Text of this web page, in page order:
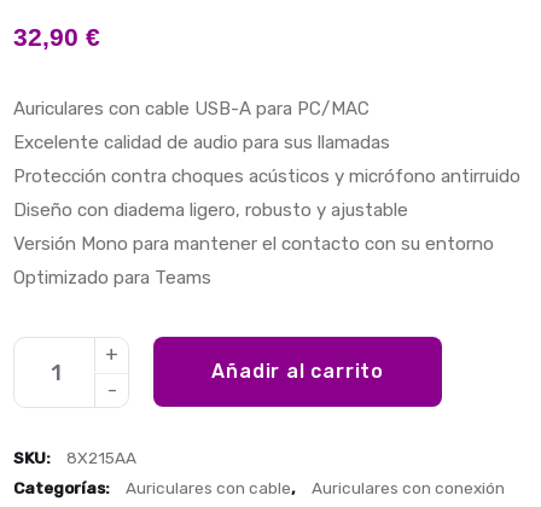
32,90€
Auriculares con cable USB-A para PC/MAC
Excelente calidad de audio para sus llamadas
Protección contra choques acústicos y micrófono antirruido
Diseño con diadema ligero, robusto y ajustable
Versión Mono para mantener el contacto con su entorno
Optimizado para Teams
Añadir al carrito
SKU:
8X215AA
Categorías:
Auriculares con cable,
Auriculares con conexión